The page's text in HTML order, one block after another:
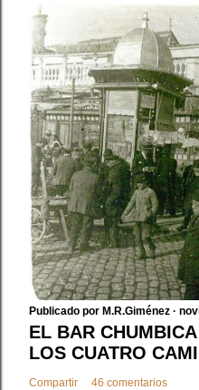
o
Publicado por M.R.Giménez
EL BAR
LOS CUATRO
Compartir 46 comentarios